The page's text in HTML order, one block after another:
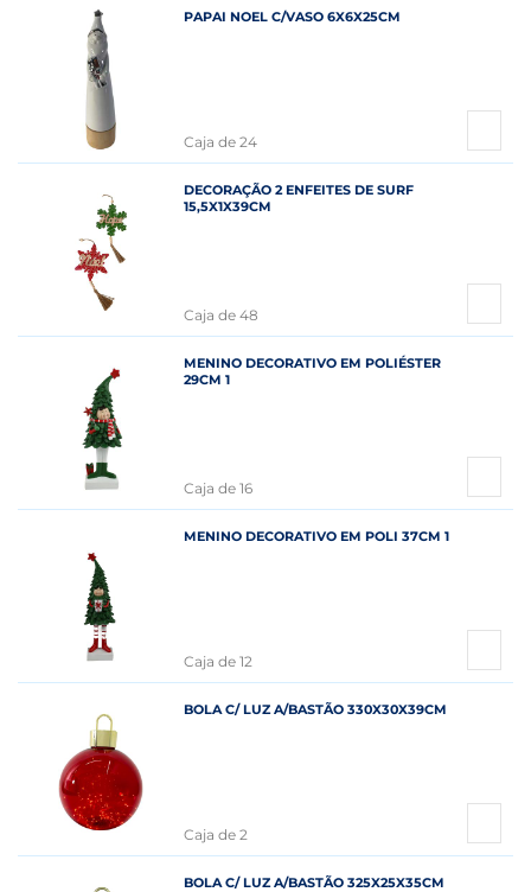
PAPAI NOEL C/VASO 6X6X25CM
Caja de 24
DECORAÇÃO 2 ENFEITES DE SURF
15,5X1X39CM
Caja de 48
MENINO DECORATIVO EM POLIÉSTER
29CM 1
Caja de 16
MENINO DECORATIVO EM POLI 37CM 1
Caja de 12
BOLA C/ LUZ A/BASTÃO 330X30X39CM
Caja de 2
BOLA C/ LUZ A/BASTÃO 325X25X35CM